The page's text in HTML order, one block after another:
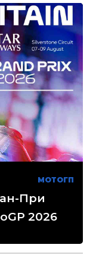
МОТОГП
При
2026